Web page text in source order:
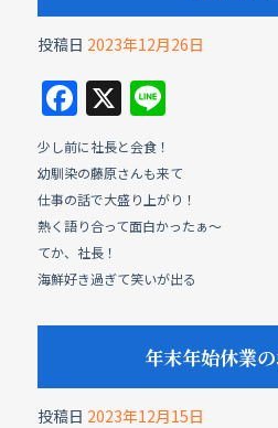
投稿日 2023年12月26日
F
a
c
e
b
o
X Li
e
少し前に社長と会食！
幼馴染の藤原さんも来て
仕事の話で大盛り上がり！
熱く語り合って面白かったぁ〜
てか、社長！
海鮮好き過ぎて笑いが出る
年末年始休業
投稿日 2023年12月15日